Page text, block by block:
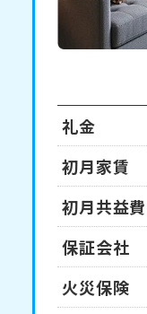
礼金
初月家賃
初月共益費
保証会社
火災保険